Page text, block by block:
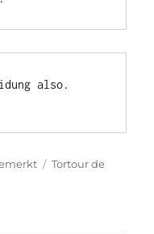
also.
Schlagwörter
Tortour de